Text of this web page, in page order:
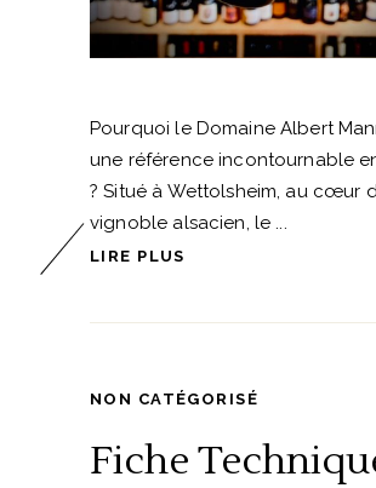
Pourquoi le Domaine Albert
une référence incontournable
? Situé à Wettolsheim, au cœur
vignoble alsacien, le
LIRE PLUS
NON CATÉGORISÉ
Fiche